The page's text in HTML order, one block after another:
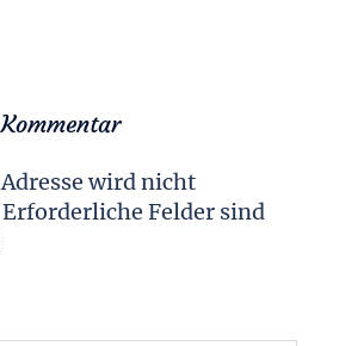
wird nicht
Erforderliche Felder sind